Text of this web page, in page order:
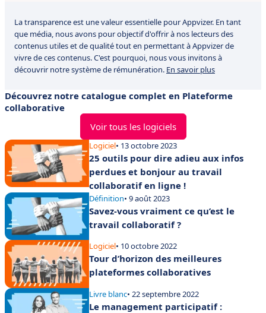
La transparence est une valeur essentielle pour Appvizer. En tant
que média, nous avons pour objectif d'offrir à nos lecteurs des
contenus utiles et de qualité tout en permettant à Appvizer de
vivre de ces contenus. C'est pourquoi, nous vous invitons à
découvrir notre système de rémunération. En savoir plus
Découvrez notre catalogue complet en Plateforme
collaborative
Voir tous les logiciels
Logiciel• 13 octobre 2023
25 outils pour dire adieu aux infos
perdues et bonjour au travail
collaboratif en ligne !
Définition• 9 août 2023
Savez-vous vraiment ce qu’est le
travail collaboratif ?
Logiciel• 10 octobre 2022
Tour d’horizon des meilleures
plateformes collaboratives
Livre blanc• 22 septembre 2022
Le management participatif :